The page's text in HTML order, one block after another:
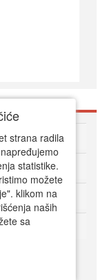
strana radila
statistike.
možete
klikom na
naših
sa